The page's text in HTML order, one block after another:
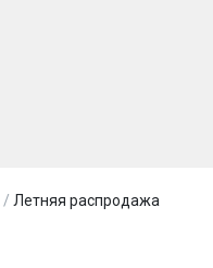
/ Летняя распродажа